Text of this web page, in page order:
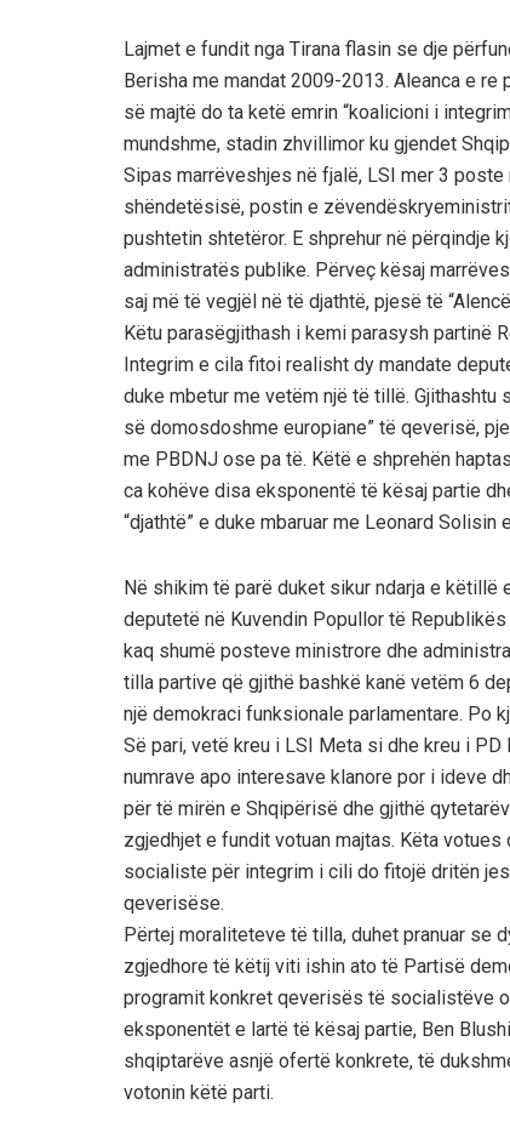
Lajmet e fundit nga Tirana flasin se dje
Berisha me mandat 2009-2013. Aleanca e
së majtë do ta ketë emrin “koalicioni i
mundshme, stadin zhvillimor ku gjendet
Sipas marrëveshjes në fjalë, LSI mer 3
shëndetësisë, postin e
pushtetin shtetëror. E shprehur në përqindje
administratës publike. Përveç kësaj
saj më të vegjël në të djathtë, pjesë të
Këtu parasëgjithash i kemi parasysh partinë
Integrim e cila fitoi realisht dy mandate
duke mbetur me vetëm një të tillë.
së domosdoshme europiane” të qeverisë,
me PBDNJ ose pa të. Këtë e shprehën
ca kohëve disa eksponentë të kësaj partie
“djathtë” e duke mbaruar me Leonard Solisin e
Në shikim të parë duket sikur ndarja e
deputetë në Kuvendin Popullor të
kaq shumë posteve ministrore dhe
tilla partive që gjithë bashkë kanë vetëm 6
një demokraci funksionale parlamentare. Po
Së pari, vetë kreu i LSI Meta si dhe kreu i
numrave apo interesave klanore por i ideve
për të mirën e Shqipërisë dhe gjithë
zgjedhjet e fundit votuan majtas. Këta
socialiste për integrim i cili do fitojë dritën
qeverisëse.
Përtej moraliteteve të tilla, duhet pranuar se
zgjedhore të këtij viti ishin ato të Partisë
programit konkret qeverisës të socialistëve
eksponentët e lartë të kësaj partie, Ben
shqiptarëve asnjë ofertë konkrete, të
votonin këtë parti.